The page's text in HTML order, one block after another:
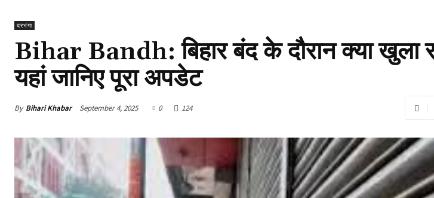
दरभंगा
Bihar Bandh: बिहार बंद के दौरान क्या खुला
यहां जानिए पूरा अपडेट
By Bihari Khabar September 4, 2025 0 124